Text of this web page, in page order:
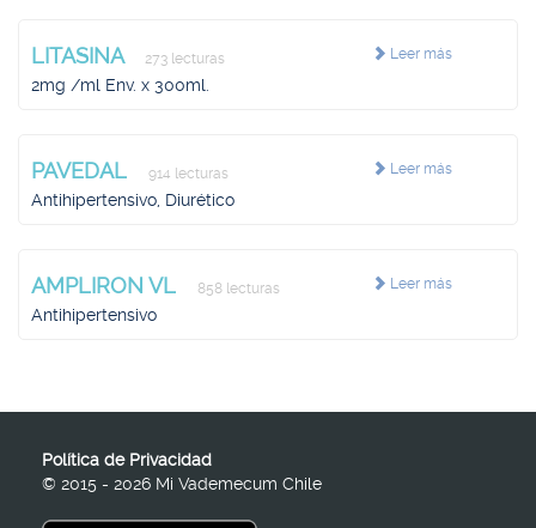
Leer más
LITASINA 273 lecturas
2mg /ml Env. x 300ml.
Leer más
PAVEDAL 914 lecturas
Antihipertensivo, Diurético
Leer más
AMPLIRON VL 858 lecturas
Antihipertensivo
Política de Privacidad
© 2015 - 2026 Mi Vademecum Chile